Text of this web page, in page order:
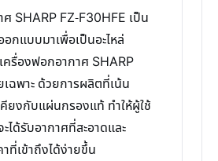
SHARP FZ-F30HFE เป็น
กแบบมาเพื่อเป็นอะไหล่
รื่องฟอกอากาศ SHARP
ฉพาะ ด้วยการผลิตที่เน้น
ยงกับแผ่นกรองแท้ ทำให้ผู้ใช้
ได้รับอากาศที่สะอาดและ
ที่เข้าถึงได้ง่ายขึ้น